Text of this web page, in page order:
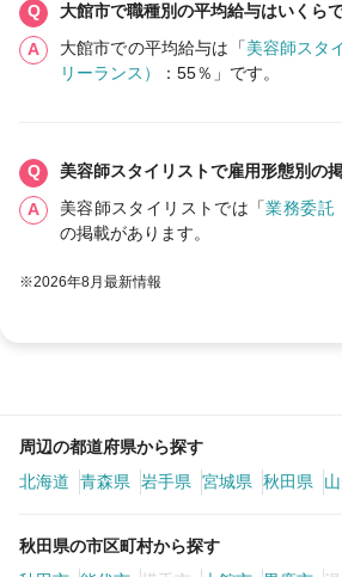
大館市で職種別の平均給与はいくら
大館市での平均給与は「美容師スタ
リーランス）
：55％」です。
美容師スタイリストで雇用形態別の
美容師スタイリストでは「業務委託
の掲載があります。
※2026年8月最新情報
周辺の都道府県から探す
北海道
青森県 岩手県 宮城県 秋田県
秋田県の市区町村から探す